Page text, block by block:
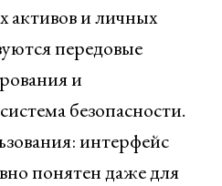
активов и личных
передовые
и
безопасности.
интерфейс
понятен даже для